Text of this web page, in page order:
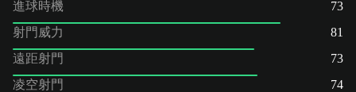
進球時機
73
射門威力
81
遠距射門
73
凌空射門
74